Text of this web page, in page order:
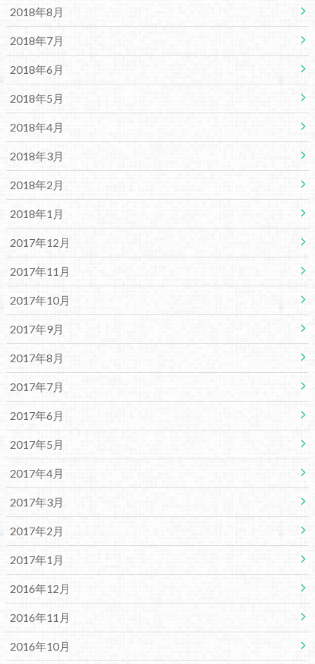
2018年8月
2018年7月
2018年6月
2018年5月
2018年4月
2018年3月
2018年2月
2018年1月
2017年12月
2017年11月
2017年10月
2017年9月
2017年8月
2017年7月
2017年6月
2017年5月
2017年4月
2017年3月
2017年2月
2017年1月
2016年12月
2016年11月
2016年10月